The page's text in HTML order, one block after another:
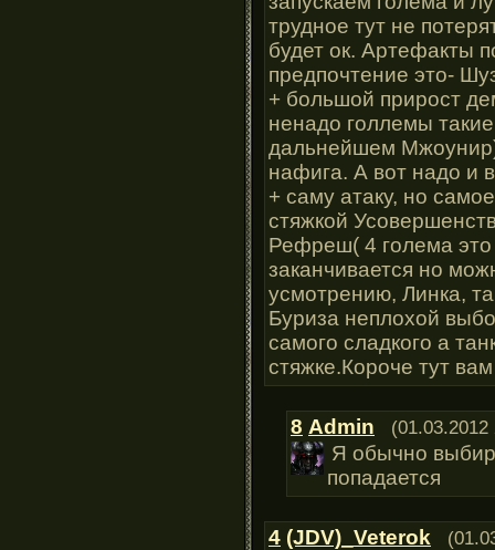
трудное тут не
будет ок. Артефакты
предпочтение это-
+ большой прирост
ненадо голлемы
дальнейшем
нафига. А вот надо и
+ саму атаку, но
стяжкой
Рефреш( 4 голема
заканчивается но
усмотрению, Линка,
Буриза неплохой
самого сладкого а
стяжке.Короче тут
8 Admin (01.03.2012
Я обычно
попадается
4 (JDV)_Veterok